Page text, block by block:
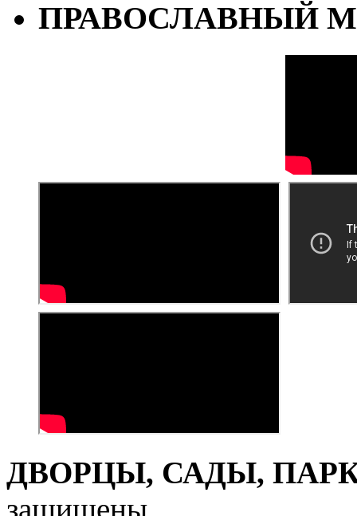
ПРАВОСЛАВНЫЙ
ДВОРЦЫ, САДЫ,
защищены